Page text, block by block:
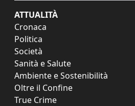
ATTUALITÀ
Cronaca
Politica
Società
Sanità e Salute
Ambiente e Sostenibilità
Oltre il Confine
True Crime